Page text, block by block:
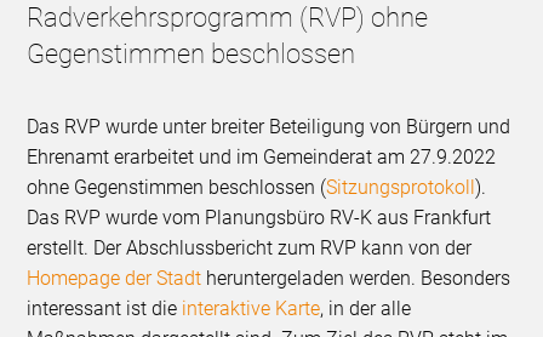
Radverkehrsprogramm (RVP) ohne
Gegenstimmen beschlossen
Das RVP wurde unter breiter Beteiligung von Bürgern und
Ehrenamt erarbeitet und im Gemeinderat am 27.9.2022
ohne Gegenstimmen beschlossen (Sitzungsprotokoll).
Das RVP wurde vom Planungsbüro RV-K aus Frankfurt
erstellt. Der Abschlussbericht zum RVP kann von der
Homepage der Stadt heruntergeladen werden. Besonders
interessant ist die interaktive Karte, in der alle